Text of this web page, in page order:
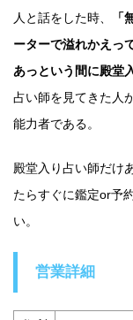
人と話をした時、
ーターで溢れかえっ
あっという間に殿堂
占い師を見てきた人
能力者である。
殿堂入り占い師だけ
たらすぐに鑑定or予
い。
営業詳細